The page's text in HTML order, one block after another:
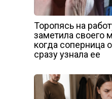
Торопясь на
заметила своего
когда соперница
сразу узнала ее